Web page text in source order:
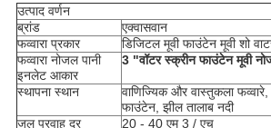
उत्पाद वर्णन
ब्रांड
एक्वासवान
फव्वारा प्रकार
डिजिटल मूवी फाउंटेन मूवी शो
फव्वारा नोजल पानी
इनलेट आकार
3 "वॉटर स्क्रीन फाउंटेन मूवी
स्थापना स्थान वाणिज्यिक और वास्तुकला
फाउंटेन, झील तालाब नदी
जल प्रवाह दर
20 - 40 एम 3 / एच